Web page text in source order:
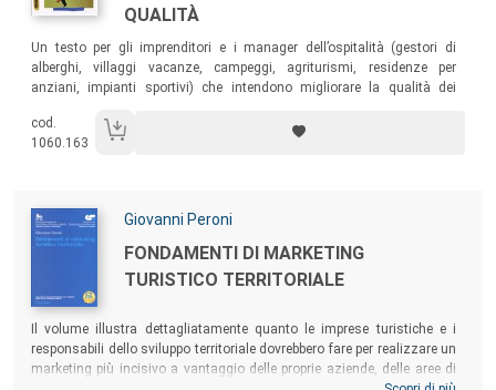
QUALITÀ
Un testo per gli imprenditori e i manager dell’ospitalità (gestori di
alberghi, villaggi vacanze, campeggi, agriturismi, residenze per
anziani, impianti sportivi) che intendono migliorare la qualità dei
arricchire gli orizzonti culturali e le competenze necessarie per meglio
gestire le organizzazioni, creando benessere per la clientela e valore
cod.
1060.163
Autori:
Giovanni Peroni
Titolo:
FONDAMENTI DI MARKETING
TURISTICO TERRITORIALE
Sommario:
Il volume illustra dettagliatamente quanto le imprese turistiche e i
responsabili dello sviluppo territoriale dovrebbero fare per realizzare un
marketing più incisivo a vantaggio delle proprie aziende, delle aree di